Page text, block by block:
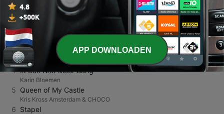
1 Heel Even
Robert van Hemert
2 Patronen
Zoë Livay
3 Esmeralda
Justen de Wildt
4 Ik Ben Niet Meer Bang
Karin Bloemen
5 Queen of My Castle
Kris Kross Amsterdam & CHOCO
6 Stapel
APP DOWNLOADEN